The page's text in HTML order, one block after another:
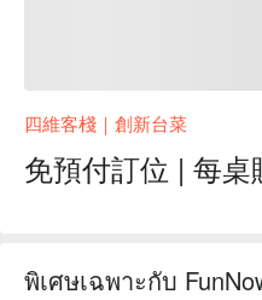
四維客棧｜創新台菜
免預付訂位 | 每桌
พิเศษเฉพาะกับ